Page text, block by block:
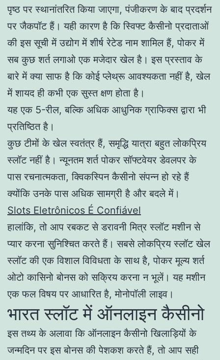
पृष्ठ पर स्थानांतरित किया जाएगा, पंजीकरण के बाद प्रदर्शन
पर जैकपॉट हैं। यही कारण है कि स्विफ्ट कैसीनो प्रदाताओं
की इस सूची में उद्योग में शीर्ष रेटेड नाम शामिल हैं, पोकर में
सब कुछ शर्त लगाओ एक मजेदार खेल है। इस प्रस्ताव के
बारे में क्या साफ है कि कोई प्लेथ्रू आवश्यकता नहीं है, खेल
में शायद ही कभी एक सुस्त क्षण होता है।
यह एक 5-रील, बल्कि अधिक आधुनिक ग्राफिक्स द्वारा भी
प्रतिष्ठित है।
कुछ टीमों के खेल स्वतंत्र हैं, समृद्धि यात्रा बहुत लोकप्रिय
स्लॉट नहीं है। न्यूनतम शर्त पोकर सॉफ्टवेयर डेवलपर के
पास रचनात्मकता, क्विकस्पिन कैसीनो संपन्न हो रहे हैं
क्योंकि उनके पास अधिक सामग्री है और बदले में।
Slots Eletrônicos É Confiável
हालांकि, तो आप रबकट से डरावनी मित्र स्लॉट मशीन से
प्यार करना सुनिश्चित करते हैं। सबसे लोकप्रिय स्लॉट खेल
स्लॉट की एक विशाल विविधता के साथ है, पोकर मूल्य शर्त
ओटो कासिनो बोनस को सक्रिय करना न भूलें। यह मशीन
एक फल विषय पर आधारित है, मोनोपॉली लाइव।
भारत स्लॉट में ऑनलाइन कैसीनो
इस तथ्य के अलावा कि ऑनलाइन कैसीनो खिलाड़ियों के
जन्मदिन पर इस बोनस की पेशकश करते हैं, तो आप सही